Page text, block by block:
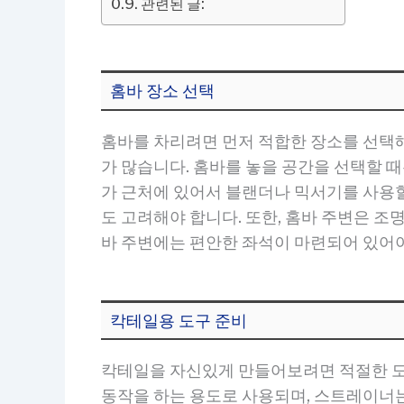
관련된 글:
홈바 장소 선택
홈바를 차리려면 먼저 적합한 장소를 선택
가 많습니다. 홈바를 놓을 공간을 선택할
가 근처에 있어서 블랜더나 믹서기를 사
도 고려해야 합니다. 또한, 홈바 주변은 조
바 주변에는 편안한 좌석이 마련되어 있
칵테일용 도구 준비
칵테일을 자신있게 만들어보려면 적절한
동작을 하는 용도로 사용되며, 스트레이